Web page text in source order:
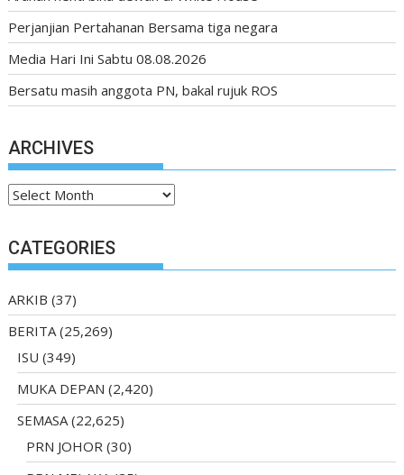
Perjanjian Pertahanan Bersama tiga negara
Media Hari Ini Sabtu 08.08.2026
Bersatu masih anggota PN, bakal rujuk ROS
ARCHIVES
Archives
CATEGORIES
ARKIB (37)
BERITA (25,269)
ISU (349)
MUKA DEPAN (2,420)
SEMASA (22,625)
PRN JOHOR (30)